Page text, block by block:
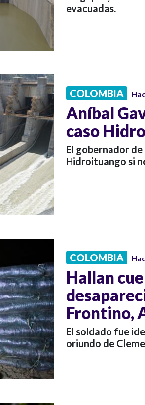
evacuadas.
COLOMBIA
Aníbal
caso
El gobernador
Hidroituango si
COLOMBIA
Hallan
Frontino,
El soldado fue
oriundo de